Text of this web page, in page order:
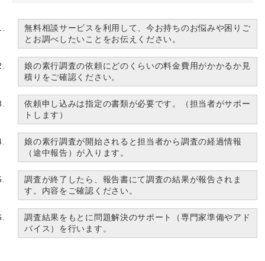
無料相談サービスを利用して、今お持ちのお悩みや困りご
とお調べしたいことをお伝えください。
娘の素行調査の依頼にどのくらいの料金費用がかかるか見
積りをご確認ください。
依頼申し込みは指定の書類が必要です。（担当者がサポー
トします）
娘の素行調査が開始されると担当者から調査の経過情報
（途中報告）が入ります。
調査が終了したら、報告書にて調査の結果が報告されま
す。内容をご確認ください。
調査結果をもとに問題解決のサポート（専門家準備やアド
バイス）を行います。